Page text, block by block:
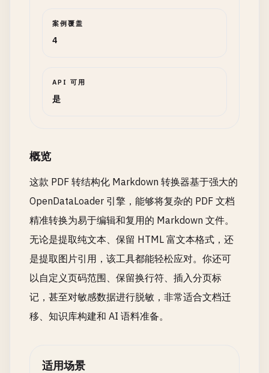
案例覆盖
4
API 可用
是
概览
这款 PDF 转结构化 Markdown 转换器基于强大的
OpenDataLoader 引擎，能够将复杂的 PDF 文档
精准转换为易于编辑和复用的 Markdown 文件。
无论是提取纯文本、保留 HTML 富文本格式，还
是提取图片引用，该工具都能轻松应对。你还可
以自定义页码范围、保留换行符、插入分页标
记，甚至对敏感数据进行脱敏，非常适合文档迁
移、知识库构建和 AI 语料准备。
适用场景